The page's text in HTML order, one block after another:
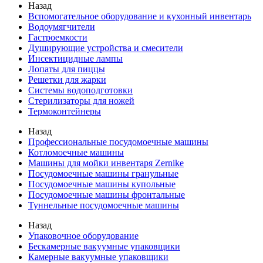
Назад
Вспомогательное оборудование и кухонный инвентарь
Водоумягчители
Гастроемкости
Душирующие устройства и смесители
Инсектицидные лампы
Лопаты для пиццы
Решетки для жарки
Системы водоподготовки
Стерилизаторы для ножей
Термоконтейнеры
Назад
Профессиональные посудомоечные машины
Котломоечные машины
Машины для мойки инвентаря Zernike
Посудомоечные машины гранульные
Посудомоечные машины купольные
Посудомоечные машины фронтальные
Туннельные посудомоечные машины
Назад
Упаковочное оборудование
Бескамерные вакуумные упаковщики
Камерные вакуумные упаковщики